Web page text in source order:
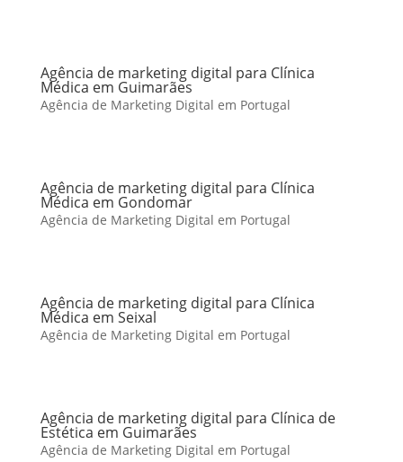
Agência de marketing digital para Clínica
Médica em Guimarães
Agência de Marketing Digital em Portugal
Agência de marketing digital para Clínica
Médica em Gondomar
Agência de Marketing Digital em Portugal
Agência de marketing digital para Clínica
Médica em Seixal
Agência de Marketing Digital em Portugal
Agência de marketing digital para Clínica de
Estética em Guimarães
Agência de Marketing Digital em Portugal